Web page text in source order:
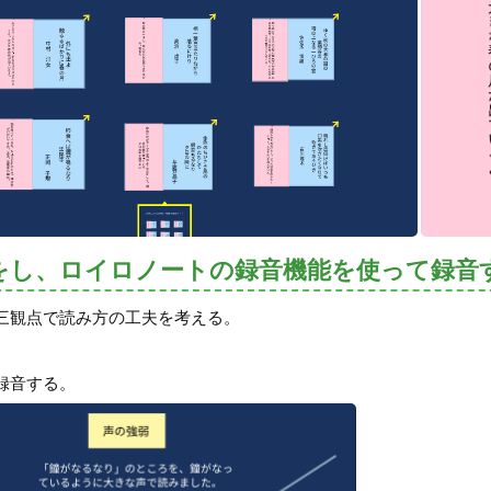
、ロイロノートの録音機能を使って録音
点で読み方の工夫を考える。
する。